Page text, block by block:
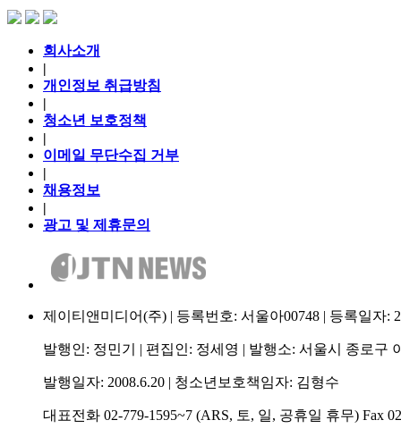
회사소개
|
개인정보 취급방침
|
청소년 보호정책
|
이메일 무단수집 거부
|
채용정보
|
광고 및 제휴문의
제이티앤미디어(주) | 등록번호: 서울아00748 | 등록일자:
발행인: 정민기 | 편집인: 정세영 | 발행소: 서울시 종로구
발행일자: 2008.6.20 | 청소년보호책임자: 김형수
대표전화 02-779-1595~7 (ARS, 토, 일, 공휴일 휴무) Fax